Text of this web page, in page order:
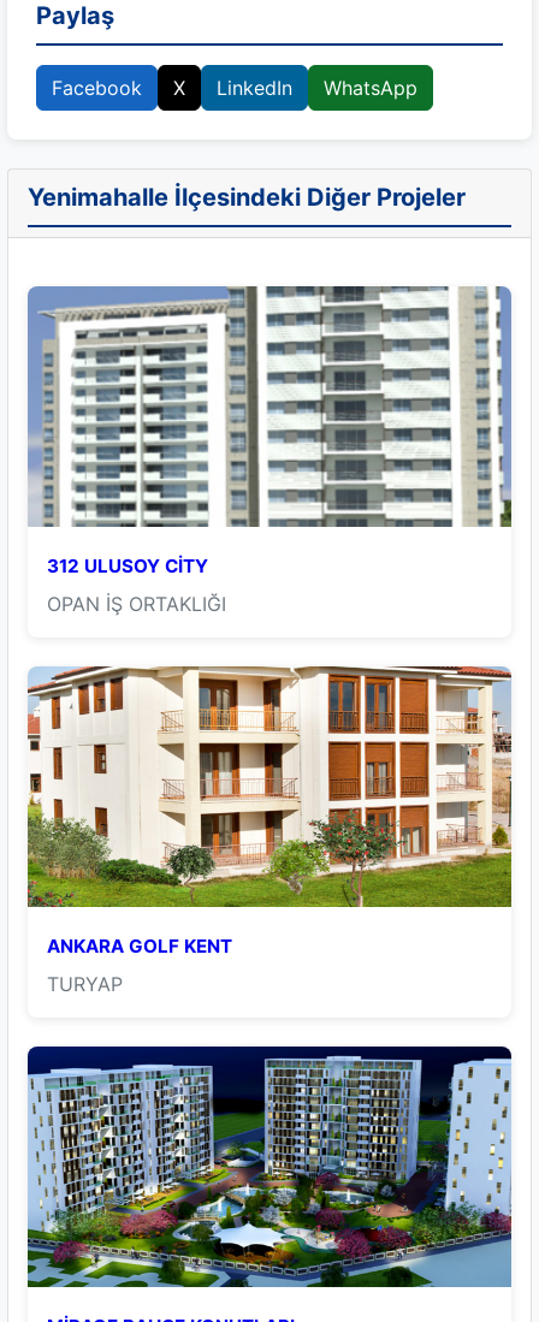
Paylaş
Facebook X LinkedIn WhatsApp
Yenimahalle İlçesindeki Diğer Projeler
312 ULUSOY CİTY
OPAN İŞ ORTAKLIĞI
ANKARA GOLF KENT
TURYAP